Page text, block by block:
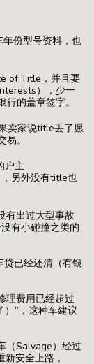
份型号资料，也
of Title，并且要
），少一
的盖章签字。
卖家说title丢了愿
。
户主
另外没有title也
有出过大型事故
有小碰撞之类的
贷已经还清（有银
理费用已经超过
”，这种车建议
（Salvage）经过
安全上路，